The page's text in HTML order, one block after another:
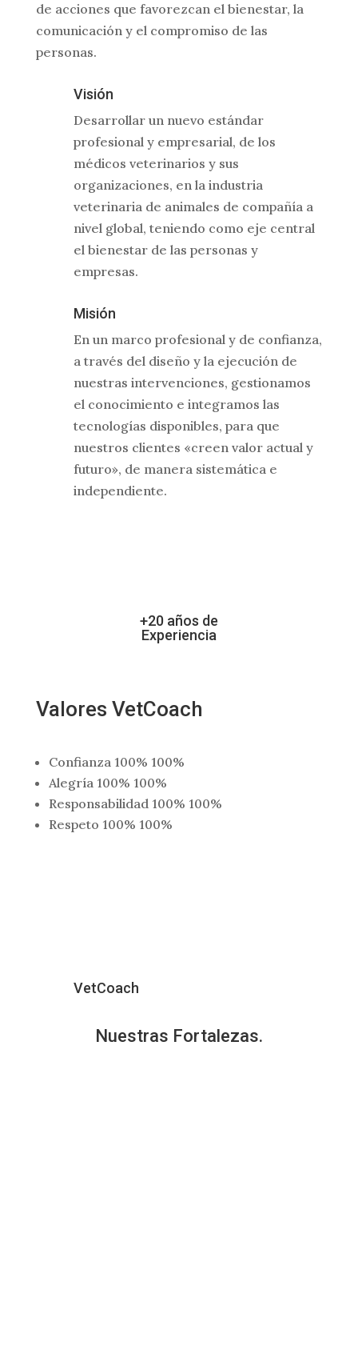
de acciones que favorezcan el bienestar, la
comunicación y el compromiso de las
personas.
Visión
Desarrollar un nuevo estándar
profesional y empresarial, de los
médicos veterinarios y sus
organizaciones, en la industria
veterinaria de animales de compañía a
nivel global, teniendo como eje central
el bienestar de las personas y
empresas.
Misión
En un marco profesional y de confianza,
a través del diseño y la ejecución de
nuestras intervenciones, gestionamos
el conocimiento e integramos las
tecnologías disponibles, para que
nuestros clientes «creen valor actual y
futuro», de manera sistemática e
independiente.
+20 años de
Experiencia
Valores VetCoach
Confianza 100% 100%
Alegría 100% 100%
Responsabilidad 100% 100%
Respeto 100% 100%
VetCoach
Nuestras Fortalezas.